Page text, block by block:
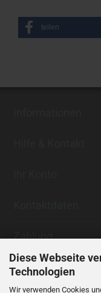
Diese Webseite
Technologien
Wir verwenden Cookies
teilen
Zahlung